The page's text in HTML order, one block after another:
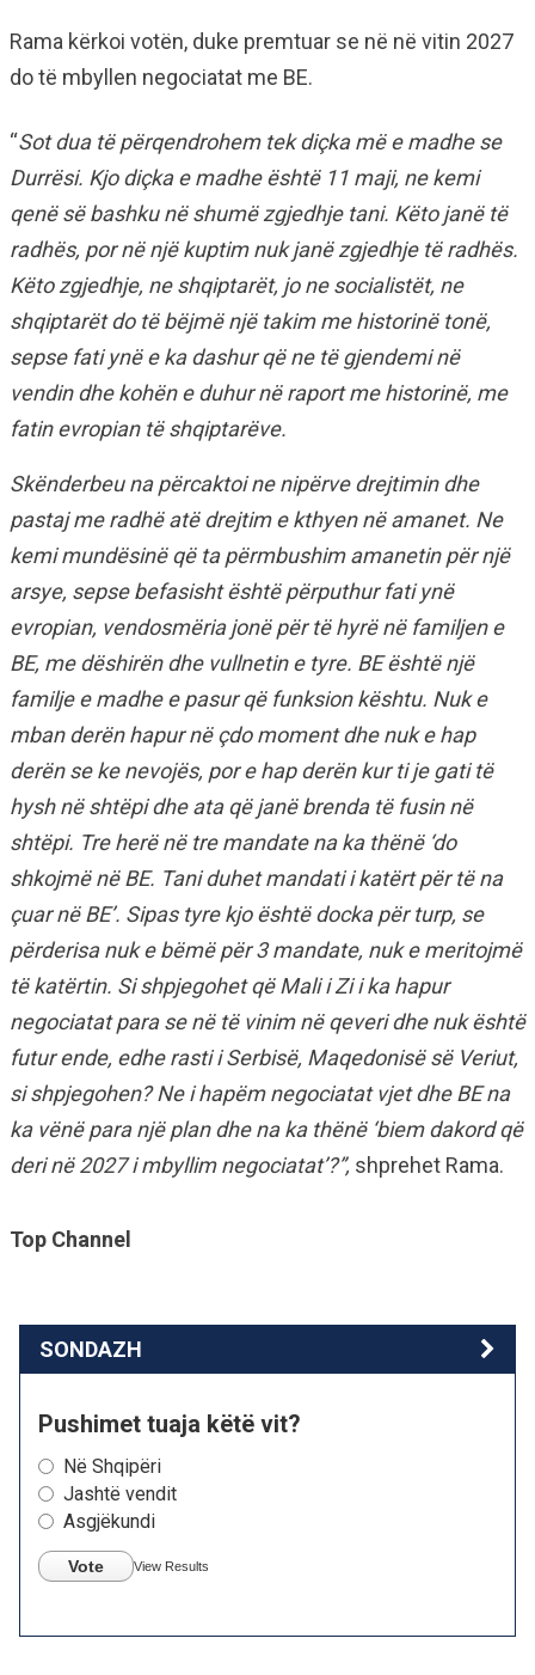
Rama kërkoi votën, duke premtuar se në në vitin 2027
do të mbyllen negociatat me BE.
“Sot dua të përqendrohem tek diçka më e madhe se
Durrësi. Kjo diçka e madhe është 11 maji, ne kemi
qenë së bashku në shumë zgjedhje tani. Këto janë të
radhës, por në një kuptim nuk janë zgjedhje të radhës.
Këto zgjedhje, ne shqiptarët, jo ne socialistët, ne
shqiptarët do të bëjmë një takim me historinë tonë,
sepse fati ynë e ka dashur që ne të gjendemi në
vendin dhe kohën e duhur në raport me historinë, me
fatin evropian të shqiptarëve.
Skënderbeu na përcaktoi ne nipërve drejtimin dhe
pastaj me radhë atë drejtim e kthyen në amanet. Ne
kemi mundësinë që ta përmbushim amanetin për një
arsye, sepse befasisht është përputhur fati ynë
evropian, vendosmëria jonë për të hyrë në familjen e
BE, me dëshirën dhe vullnetin e tyre. BE është një
familje e madhe e pasur që funksion kështu. Nuk e
mban derën hapur në çdo moment dhe nuk e hap
derën se ke nevojës, por e hap derën kur ti je gati të
hysh në shtëpi dhe ata që janë brenda të fusin në
shtëpi. Tre herë në tre mandate na ka thënë ‘do
shkojmë në BE. Tani duhet mandati i katërt për të na
çuar në BE’. Sipas tyre kjo është docka për turp, se
përderisa nuk e bëmë për 3 mandate, nuk e meritojmë
të katërtin. Si shpjegohet që Mali i Zi i ka hapur
negociatat para se në të vinim në qeveri dhe nuk është
futur ende, edhe rasti i Serbisë, Maqedonisë së Veriut,
si shpjegohen? Ne i hapëm negociatat vjet dhe BE na
ka vënë para një plan dhe na ka thënë ‘biem dakord që
deri në 2027 i mbyllim negociatat’?”, shprehet Rama.
Top Channel
SONDAZH
Pushimet tuaja këtë vit?
Në Shqipëri
Jashtë vendit
Asgjëkundi
Vote View Results